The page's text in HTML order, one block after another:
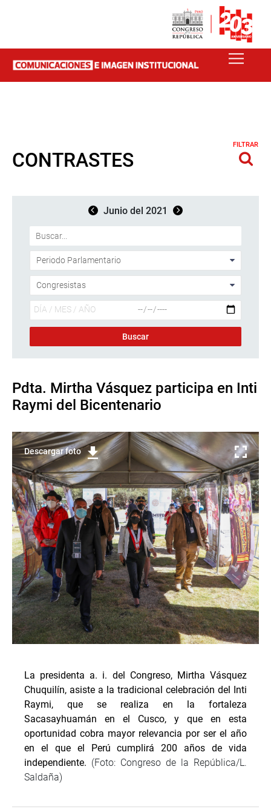
CONTRASTES
FILTRAR
Junio del 2021
Pdta. Mirtha Vásquez participa en Inti
Raymi del Bicentenario
Descargar foto
La presidenta a. i. del Congreso, Mirtha Vásquez
Chuquilín, asiste a la tradicional celebración del Inti
Raymi, que se realiza en la fortaleza
Sacasayhuamán en el Cusco, y que en esta
oportunidad cobra mayor relevancia por ser el año
en el que el Perú cumplirá 200 años de vida
independiente. (Foto: Congreso de la República/L.
Saldaña)